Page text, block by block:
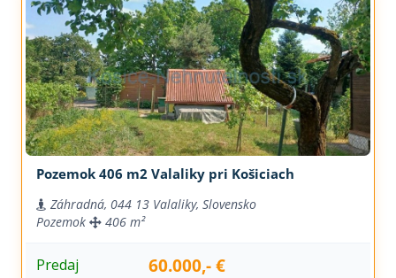
Pozemok 406 m2 Valaliky pri Košiciach
Záhradná, 044 13 Valaliky, Slovensko
Pozemok
406 m²
Predaj 60.000,- €